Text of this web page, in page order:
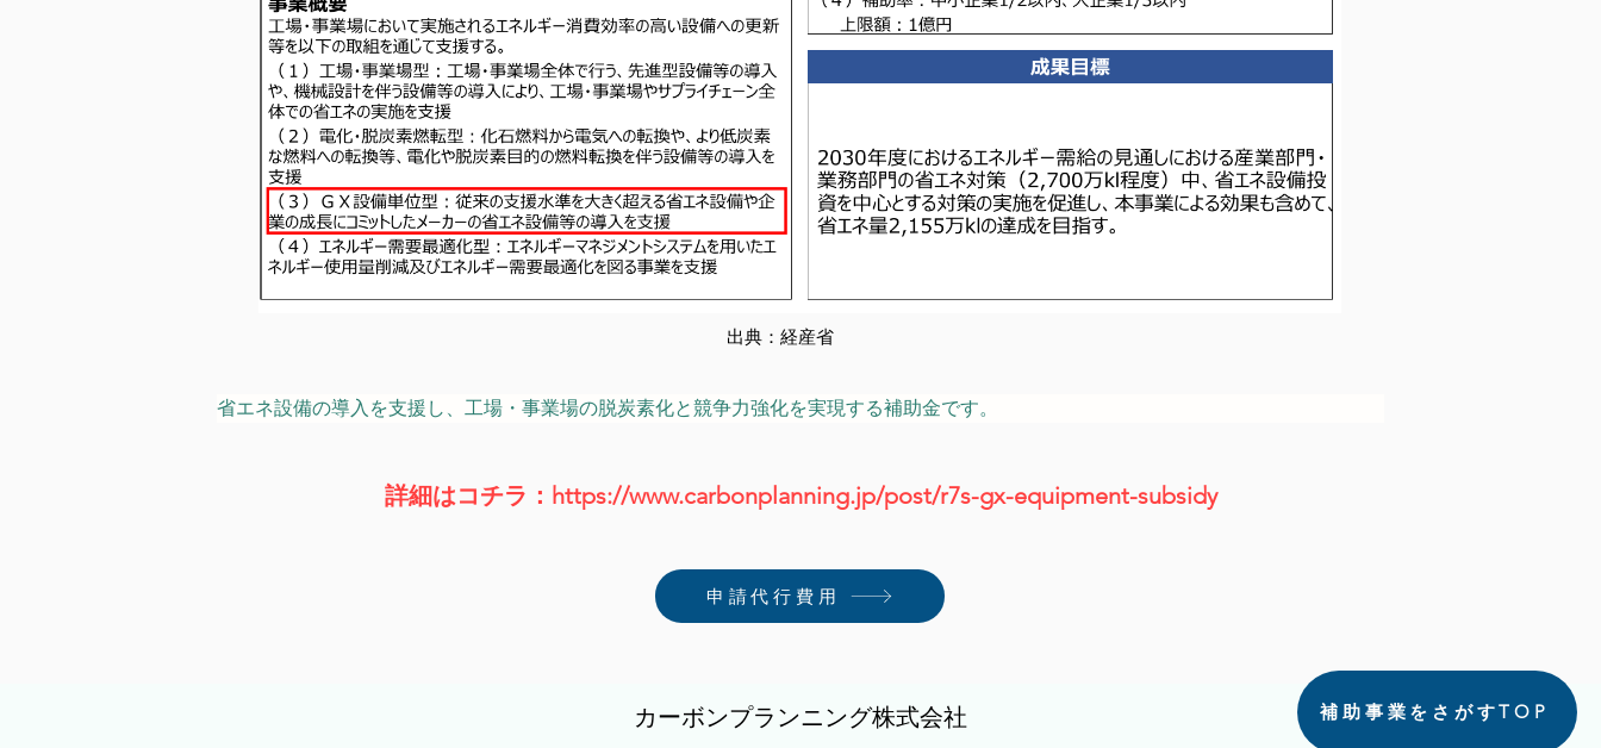
出典： 経産省
省エネ設備の導入を支援し、工場・事業場の脱炭素化と競争力強化を実現する補助金です。
詳細はコチラ： https://www.carbonplanning.jp/post/r7s-gx-equipment-subsidy
申請代行費用
補助事業をさがすTOP
カーボンプランニング株式会社